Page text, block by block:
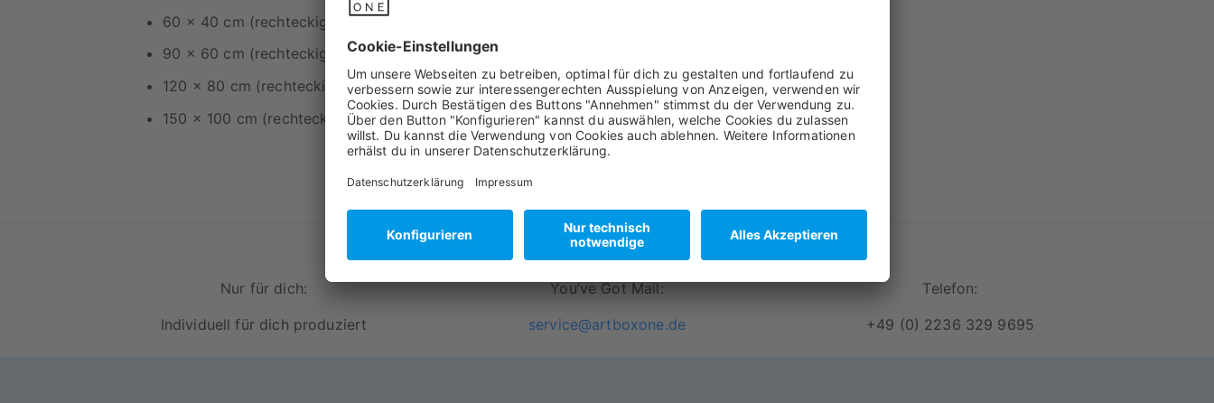
60 x 40 cm (rechteckig)
90 x 60 cm (rechteckig)
120 x 80 cm (rechteckig)
150 x 100 cm (rechteckig)
Nur für dich:
Individuell für dich produziert
You’ve Got Mail:
service@artboxone.de
Telefon:
+49 (0) 2236 329 9695